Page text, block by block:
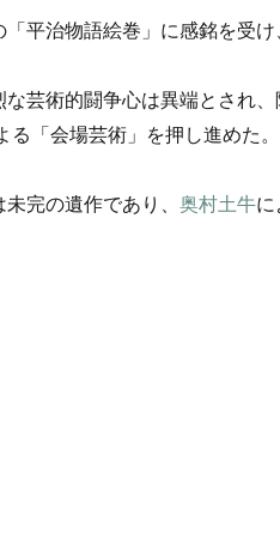
平治物語絵巻」に感銘を受
芸術的闘争心は異端とされ、
「会場芸術」を押し進めた。
完の遺作であり、 奥村土牛